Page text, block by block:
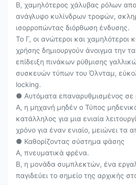
Β, χαμηλότερος χάλυβας ρόλων
ανάγλυφο κυλίνδρων τροφών,
ισορροπώντας διόρθωση ένδυσης.
Το Γ, οι ανώτεροι και χαμηλότεροι
χρήσης δημιουργούν άνοιγμα την
επίδειξη πινάκων ρύθμισης
συσκευών τύπων του Όλνταμ,
locking.
● Αυτόματα επαναρυθμισμένος
Α, η μηχανή μηδέν ο Τύπος
κατάλληλος για μια ενιαία
χρόνο για έναν ενιαίο, μειώνει τα
● Καθορίζοντας σύστημα φάσης
Α, πνευματικά φρένα.
Β, η μονάδα συμπλεκτών, ένα
παγιδεύει το σημείο της αρχικής